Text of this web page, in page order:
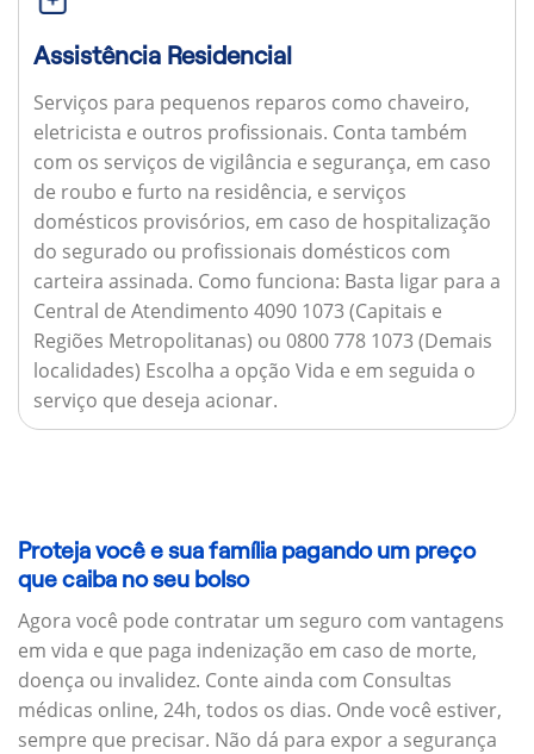
Assistência Residencial
Serviços para pequenos reparos como chaveiro,
eletricista e outros profissionais. Conta também
com os serviços de vigilância e segurança, em caso
de roubo e furto na residência, e serviços
domésticos provisórios, em caso de hospitalização
do segurado ou profissionais domésticos com
carteira assinada. Como funciona: Basta ligar para a
Central de Atendimento 4090 1073 (Capitais e
Regiões Metropolitanas) ou 0800 778 1073 (Demais
localidades) Escolha a opção Vida e em seguida o
serviço que deseja acionar.
Proteja você e sua família pagando um preço
que caiba no seu bolso
Agora você pode contratar um seguro com vantagens
em vida e que paga indenização em caso de morte,
doença ou invalidez. Conte ainda com Consultas
médicas online, 24h, todos os dias. Onde você estiver,
sempre que precisar. Não dá para expor a segurança